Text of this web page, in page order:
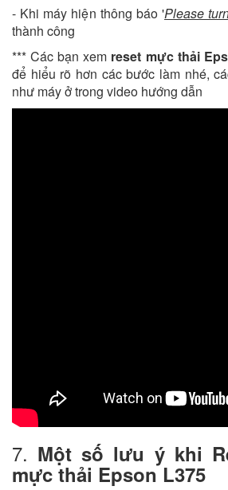
- Khi máy hiện thông báo 'Please
thành công
*** Các bạn xem reset mực thải
để hiểu rõ hơn các bước làm nhé,
như máy ở trong video hướng dẫn
7. Một số lưu ý khi
mực thải Epson L375